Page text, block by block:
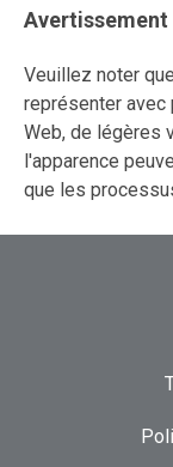
Avertissement
Veuillez noter
représenter
Web, de légères
l'apparence
que les